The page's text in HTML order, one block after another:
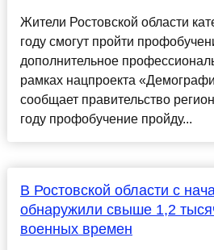
Жители Ростовской области
году смогут пройти
дополнительное
рамках нацпроекта
сообщает правительство
году профобучение пройду...
В Ростовской области с
обнаружили свыше 1,2
военных времен